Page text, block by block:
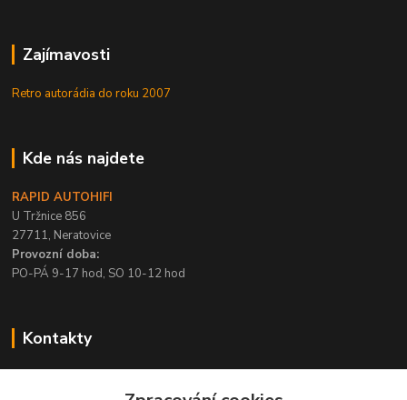
Zajímavosti
Retro autorádia do roku 2007
Kde nás najdete
RAPID AUTOHIFI
U Tržnice 856
27711, Neratovice
Provozní doba:
PO-PÁ 9-17 hod, SO 10-12 hod
Kontakty